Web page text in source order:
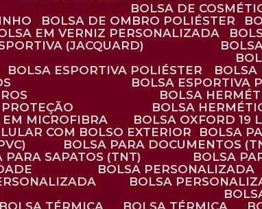
BOLSA DE
BOLSA DE OMBRO POLIÉSTER
EM VERNIZ PERSONALIZADA
(JACQUARD)
BOLSA ESPORTIVA POLIÉSTER
BOLSA ESPORTIVA
BOLSA
BOLSA
EM MICROFIBRA BOLSA OXFORD 19
COM BOLSO EXTERIOR
BOLSA
BOLSA PARA DOCUMENTOS
PARA SAPATOS (TNT)
BOLSA
BOLSA PERSONALIZADA
BOLSA
BOLSA TÉRMICA BOLSA TÉRMICA